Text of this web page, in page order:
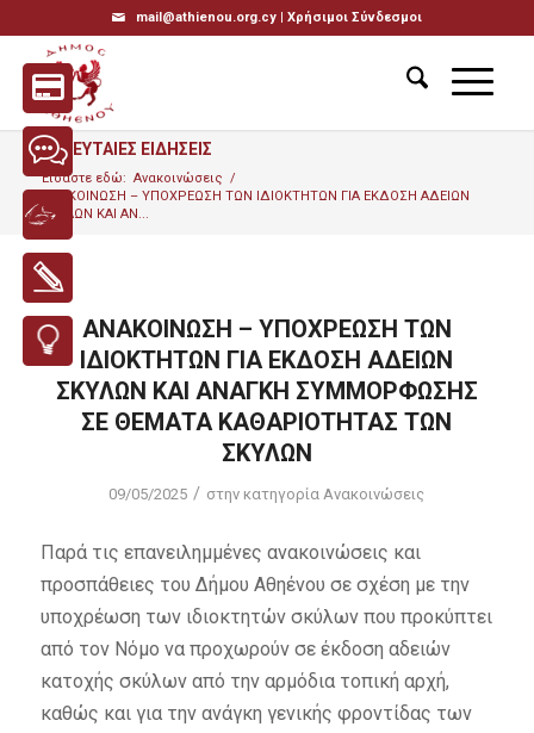
mail@athienou.org.cy | Χρήσιμοι Σύνδεσμοι
ΤΕΛΕΥΤΑΙΕΣ ΕΙΔΗΣΕΙΣ
Είσαστε εδώ: Ανακοινώσεις /
ΑΝΑΚΟΙΝΩΣΗ – ΥΠΟΧΡΕΩΣΗ ΤΩΝ ΙΔΙΟΚΤΗΤΩΝ ΓΙΑ ΕΚΔΟΣΗ ΑΔΕΙΩΝ
ΣΚΥΛΩΝ ΚΑΙ ΑΝ...
ΑΝΑΚΟΙΝΩΣΗ – ΥΠΟΧΡΕΩΣΗ ΤΩΝ
ΙΔΙΟΚΤΗΤΩΝ ΓΙΑ ΕΚΔΟΣΗ ΑΔΕΙΩΝ
ΣΚΥΛΩΝ ΚΑΙ ΑΝΑΓΚΗ ΣΥΜΜΟΡΦΩΣΗΣ
ΣΕ ΘΕΜΑΤΑ ΚΑΘΑΡΙΟΤΗΤΑΣ ΤΩΝ
ΣΚΥΛΩΝ
09/05/2025 / στην κατηγορίαΑνακοινώσεις
Παρά τις επανειλημμένες ανακοινώσεις και
προσπάθειες του Δήμου Αθηένου σε σχέση με την
υποχρέωση των ιδιοκτητών σκύλων που προκύπτει
από τον Νόμο να προχωρούν σε έκδοση αδειών
κατοχής σκύλων από την αρμόδια τοπική αρχή,
καθώς και για την ανάγκη γενικής φροντίδας των